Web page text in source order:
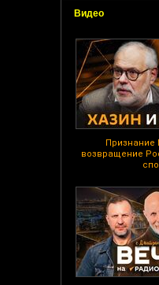
Видео
Признание
возвращение